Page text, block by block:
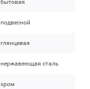
бытовая
подвесной
глянцевая
нержавеющая сталь
хром